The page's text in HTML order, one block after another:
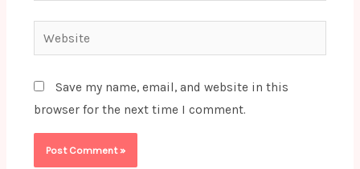
Website
Save my name, email, and website in this
browser for the next time I comment.